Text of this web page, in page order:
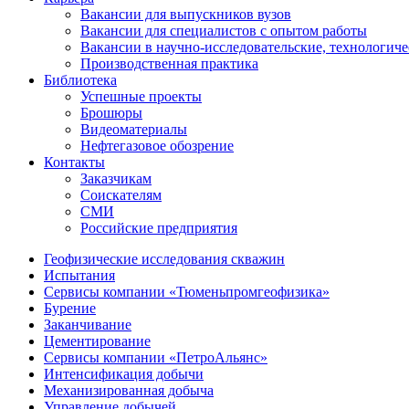
Вакансии для выпускников вузов
Вакансии для специалистов с опытом работы
Вакансии в научно-исследовательские,
Производственная практика
Библиотека
Успешные проекты
Брошюры
Видеоматериалы
Нефтегазовое обозрение
Контакты
Заказчикам
Соискателям
СМИ
Российские предприятия
Геофизические исследования скважин
Испытания
Сервисы компании «Тюменьпромгеофизика»
Бурение
Заканчивание
Цементирование
Сервисы компании «ПетроАльянс»
Интенсификация добычи
Механизированная добыча